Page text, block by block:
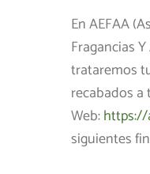
En AEFAA
Fragancias
trataremos
recabados a
Web:https://
siguientes